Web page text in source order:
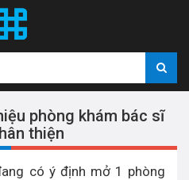
phòng khám bác sĩ
thiện
có ý định mở 1 phòng